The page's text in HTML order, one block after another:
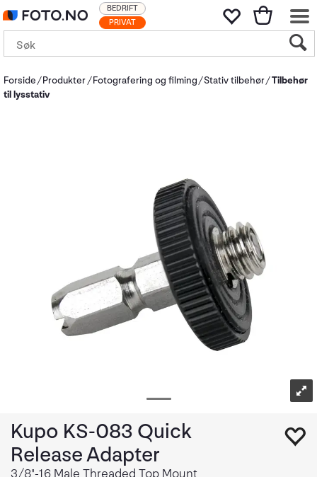
PRIVAT
BEDRIFT
Forside Produkter Fotografering og filming Stativ tilbehør Tilbehør
til lysstativ
Kupo KS-083 Quick
Release Adapter
3/8"-16 Male Threaded Top Mount